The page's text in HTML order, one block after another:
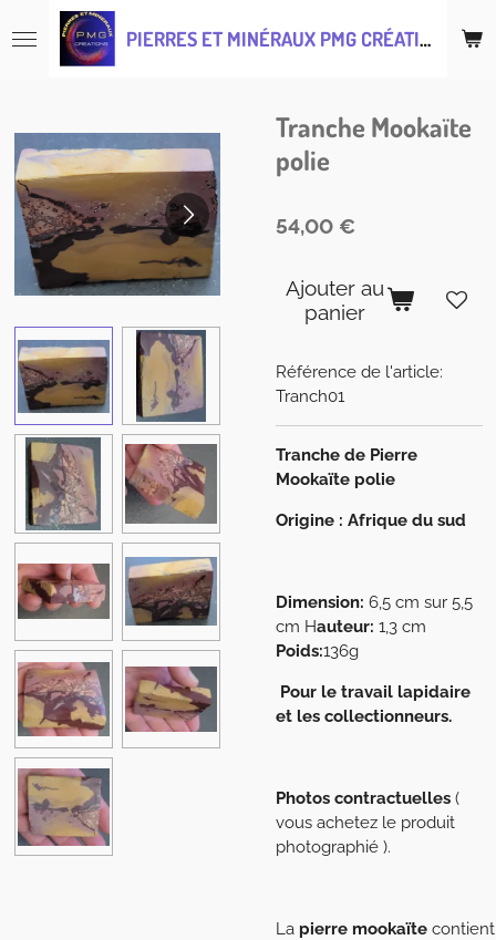
au
contenu
PIERRES ET MINÉRAUX PMG CRÉATIONS
Tranche Mookaïte
polie
54,00 €
Ajouter au
panier
Référence de l'article:
Tranch01
Tranche de Pierre
Mookaïte polie
Origine : Afrique du sud
Dimension: 6,5 cm sur 5,5
cm Hauteur: 1,3 cm
Poids:136g
Pour le travail lapidaire
et les collectionneurs.
Photos contractuelles (
vous achetez le produit
photographié ).
La pierre mookaïte contient